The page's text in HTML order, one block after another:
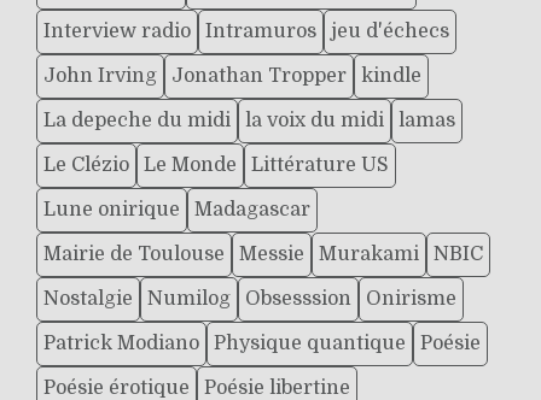
Interview radio Intramuros jeu d'échecs
John Irving Jonathan Tropper kindle
La depeche du midi la voix du midi lamas
Le Clézio Le Monde Littérature US
Lune onirique Madagascar
Mairie de Toulouse Messie Murakami NBIC
Nostalgie Numilog Obsesssion Onirisme
Patrick Modiano Physique quantique Poésie
Poésie érotique Poésie libertine